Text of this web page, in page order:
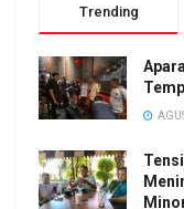
Trending